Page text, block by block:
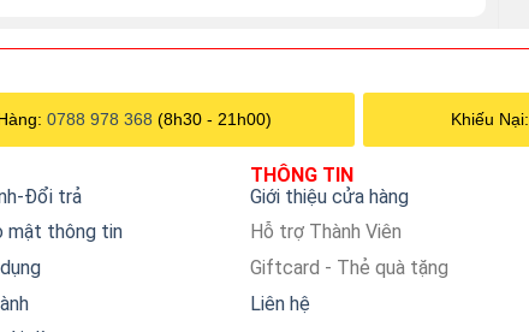
0788 978 368 (8h30 - 21h00) Khiếu Nại:
Đổi trả
mật thông tin
THÔNG TIN
Giới thiệu cửa hàng
Hỗ trợ Thành Viên
Giftcard - Thẻ quà tặng
Liên hệ